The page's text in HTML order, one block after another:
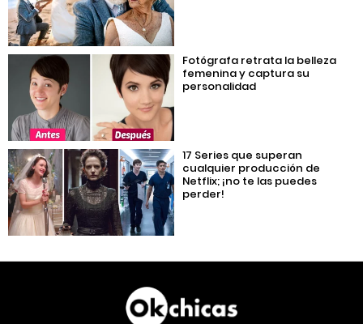
Fotógrafa retrata la belleza
femenina y captura su
personalidad
17 Series que superan
cualquier producción de
Netflix; ¡no te las puedes
perder!